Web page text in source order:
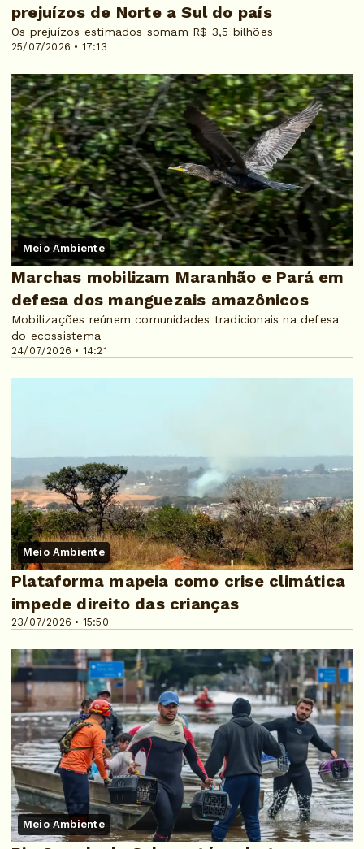
25/07/2026 • 17:13
prejuízos de Norte a Sul do país
Os prejuízos estimados somam R$ 3,5 bilhões
Meio Ambiente
24/07/2026 • 14:21
Marchas mobilizam Maranhão e Pará em
defesa dos manguezais amazônicos
Mobilizações reúnem comunidades tradicionais na defesa
do ecossistema
Meio Ambiente
23/07/2026 • 15:50
Plataforma mapeia como crise climática
impede direito das crianças
Meio Ambiente